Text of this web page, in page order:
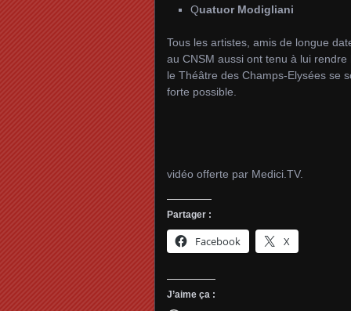
Quatuor Modigliani
Tous les artistes, amis de longue
au CNSM aussi ont tenu à lui
le Théâtre des Champs-Elysées se
forte possible.
vidéo offerte par Medici.TV.
Partager :
Facebook X
J’aime ça :